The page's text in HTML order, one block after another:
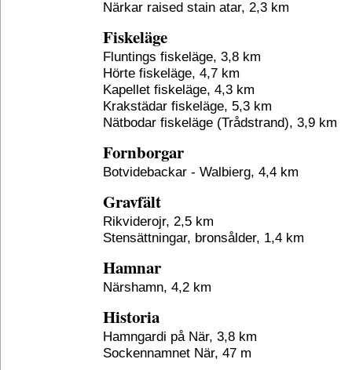
Närkar raised stain atar, 2,3 km
Fiskeläge
Fluntings fiskeläge, 3,8 km
Hörte fiskeläge, 4,7 km
Kapellet fiskeläge, 4,3 km
Krakstädar fiskeläge, 5,3 km
Nätbodar fiskeläge (Trådstrand), 3,9 km
Fornborgar
Botvidebackar - Walbierg, 4,4 km
Gravfält
Rikviderojr, 2,5 km
Stensättningar, bronsålder, 1,4 km
Hamnar
Närshamn, 4,2 km
Historia
Hamngardi på När, 3,8 km
Sockennamnet När, 47 m